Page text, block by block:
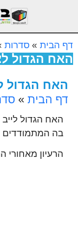
דף הבית » סדרות
האח הגדול
האח הגדול
דף הבית »
בה המתמודדים
הרעיון מאחורי